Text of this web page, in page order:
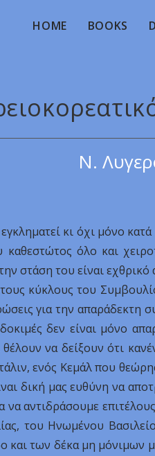
HOME BOOKS
Ν.
κι όχι μόνο
όλο και
στάση του είναι
κύκλους του
για την απαράδεκτη
δεν είναι μόνο
να δείξουν ότι
ενός Κεμάλ που
δική μας ευθύνη να
να αντιδράσουμε
του Ηνωμένου
και των δέκα μη μόνιμων